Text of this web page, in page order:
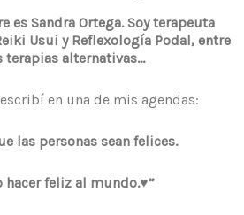
es Sandra Ortega. Soy terapeuta
Usui y Reflexología Podal, entre
terapias alternativas…
en una de mis agendas:
las personas sean felices.
hacer feliz al mundo.♥”